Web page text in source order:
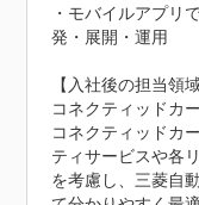
・モバイルアプリ
発・展開・運用
【入社後の担当領域
コネクティッドカ
コネクティッドカ
ティサービスや各
を考慮し、三菱自